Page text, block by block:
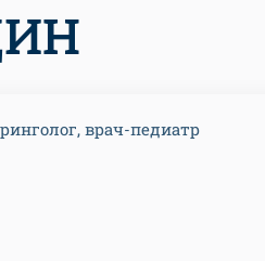
врач-педиатр